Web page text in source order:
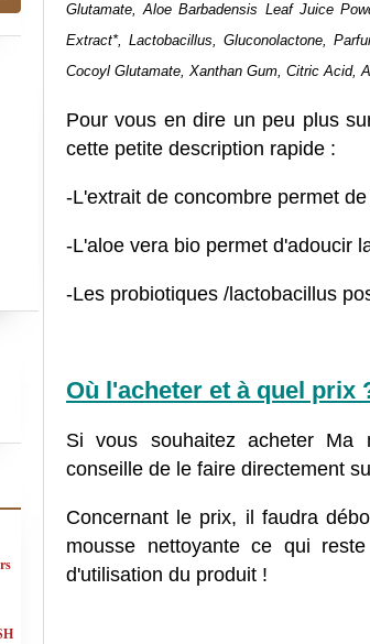
Glutamate, Aloe Barbadensis Leaf Juice
Extract*, Lactobacillus, Gluconolactone,
Cocoyl Glutamate, Xanthan Gum, Citric Acid,
Pour vous en dire un peu plus
cette petite description rapide :
-L'extrait de concombre permet
-L'aloe vera bio permet d'adoucir
-Les probiotiques /lactobacillus
Où l'acheter et à quel prix
Si vous souhaitez acheter Ma
conseille de le faire directement
Concernant le prix, il faudra
mousse nettoyante ce qui
d'utilisation du produit !